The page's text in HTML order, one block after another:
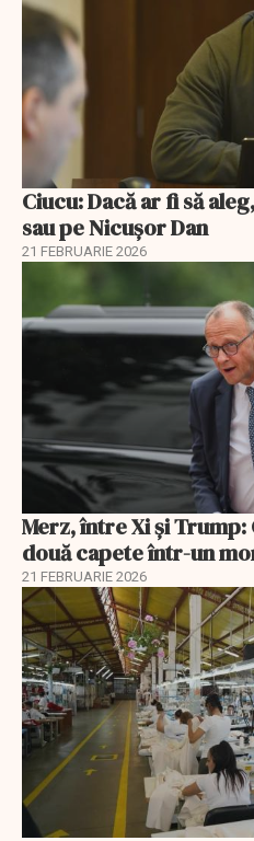
Ciucu: Dacă ar fi să
sau pe Nicușor Dan
21 FEBRUARIE 2026
Merz, între Xi și Trump:
două capete într-un
21 FEBRUARIE 2026